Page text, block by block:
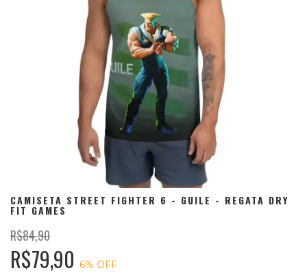
CAMISETA STREET FIGHTER 6 - GUILE - REGATA DRY
FIT GAMES
R$84,90
R$79,90 6% OFF